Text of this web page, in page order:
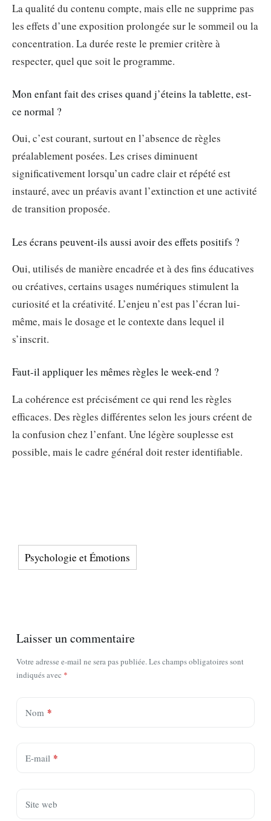
La qualité du contenu compte, mais elle ne supprime pas
les effets d’une exposition prolongée sur le sommeil ou la
concentration. La durée reste le premier critère à
respecter, quel que soit le programme.
Mon enfant fait des crises quand j’éteins la tablette, est-
ce normal ?
Oui, c’est courant, surtout en l’absence de règles
préalablement posées. Les crises diminuent
significativement lorsqu’un cadre clair et répété est
instauré, avec un préavis avant l’extinction et une activité
de transition proposée.
Les écrans peuvent-ils aussi avoir des effets positifs ?
Oui, utilisés de manière encadrée et à des fins éducatives
ou créatives, certains usages numériques stimulent la
curiosité et la créativité. L’enjeu n’est pas l’écran lui-
même, mais le dosage et le contexte dans lequel il
s’inscrit.
Faut-il appliquer les mêmes règles le week-end ?
La cohérence est précisément ce qui rend les règles
efficaces. Des règles différentes selon les jours créent de
la confusion chez l’enfant. Une légère souplesse est
possible, mais le cadre général doit rester identifiable.
Psychologie et Émotions
Laisser un commentaire
Votre adresse e-mail ne sera pas publiée.Les champs obligatoires sont
indiqués avec *
Nom*
E-mail*
Site web